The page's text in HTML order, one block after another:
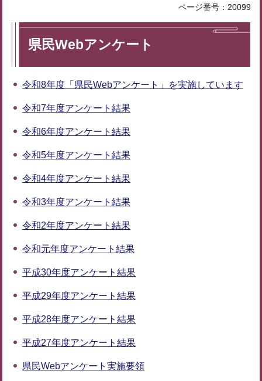
ページ番号：20099
県民Webアンケート
令和8年度「県民Webアンケート」を実施しています
令和7年度アンケート結果
令和6年度アンケート結果
令和5年度アンケート結果
令和4年度アンケート結果
令和3年度アンケート結果
令和2年度アンケート結果
令和元年度アンケート結果
平成30年度アンケート結果
平成29年度アンケート結果
平成28年度アンケート結果
平成27年度アンケート結果
県民Webアンケート実施要領